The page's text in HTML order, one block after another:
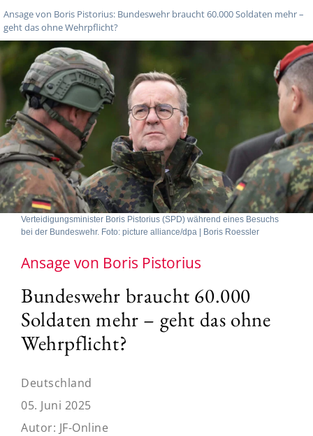
Ansage von Boris Pistorius: Bundeswehr braucht 60.000 Soldaten mehr –
geht das ohne Wehrpflicht?
Verteidigungsminister Boris Pistorius (SPD) während eines Besuchs
bei der Bundeswehr. Foto: picture alliance/dpa | Boris Roessler
Ansage von Boris Pistorius
Bundeswehr braucht 60.000
Soldaten mehr – geht das ohne
Wehrpflicht?
Deutschland
05. Juni 2025
Autor: JF-Online